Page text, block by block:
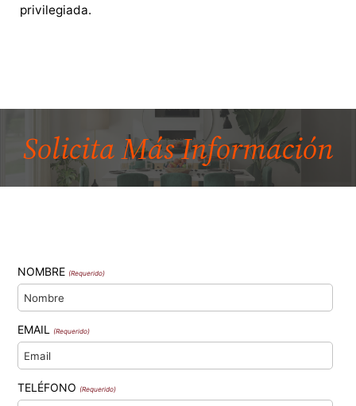
privilegiada.
Solicita MásInformación
NOMBRE (Requerido)
EMAIL (Requerido)
TELÉFONO (Requerido)